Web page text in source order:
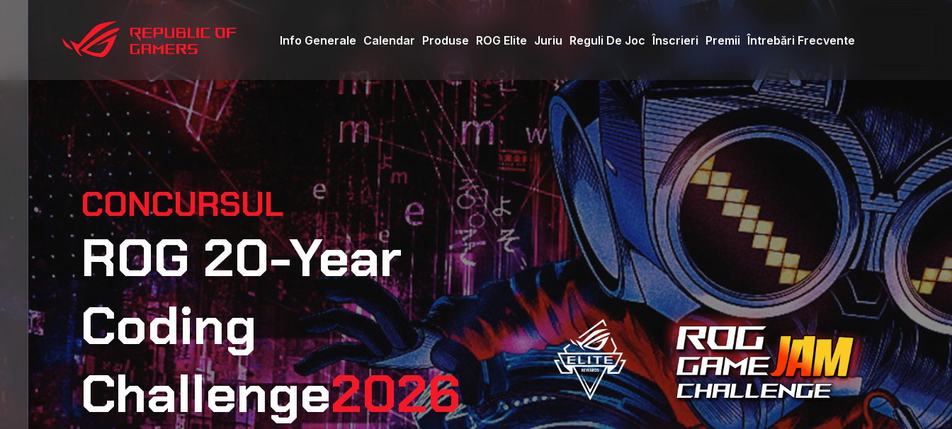
Info Generale Calendar Produse ROG Elite Juriu Reguli De Joc Înscrieri Premii Întrebări Frecvente
CONCURSUL
ROG 20-Year
Coding
Challenge2026